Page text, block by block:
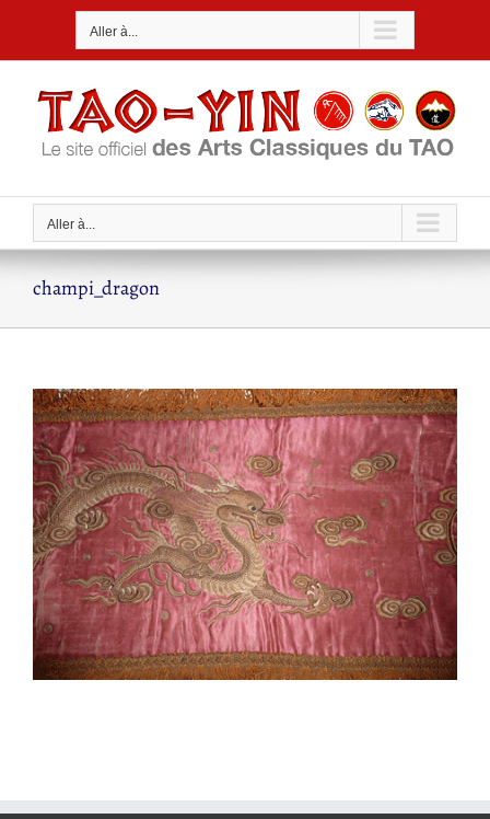
Aller à...
Aller à...
champi_dragon